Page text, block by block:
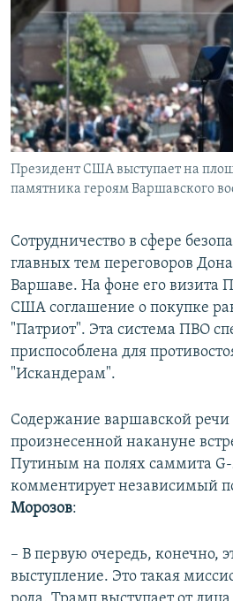
Президент США выступает на
памятника героям Варшавского
Сотрудничество в сфере
главных тем переговоров
Варшаве. На фоне его визита
США соглашение о покупке
"Патриот". Эта система ПВО
приспособлена для
"Искандерам".
Содержание варшавской
произнесенной накануне
Путиным на полях саммита G-
комментирует независимый
Морозов:
– В первую очередь, конечно,
выступление. Это такая